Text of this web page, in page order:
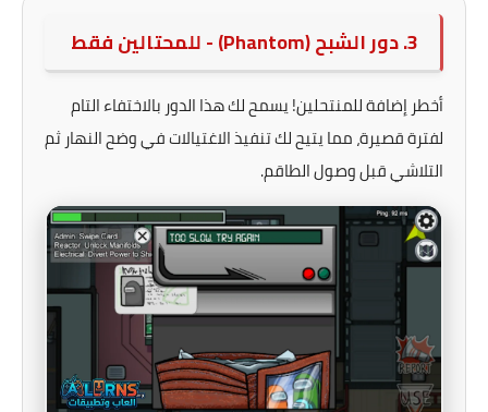
3. دور الشبح (Phantom) - للمحتالين فقط
أخطر إضافة للمنتحلين! يسمح لك هذا الدور بالاختفاء التام
لفترة قصيرة، مما يتيح لك تنفيذ الاغتيالات في وضح النهار ثم
التلاشي قبل وصول الطاقم.